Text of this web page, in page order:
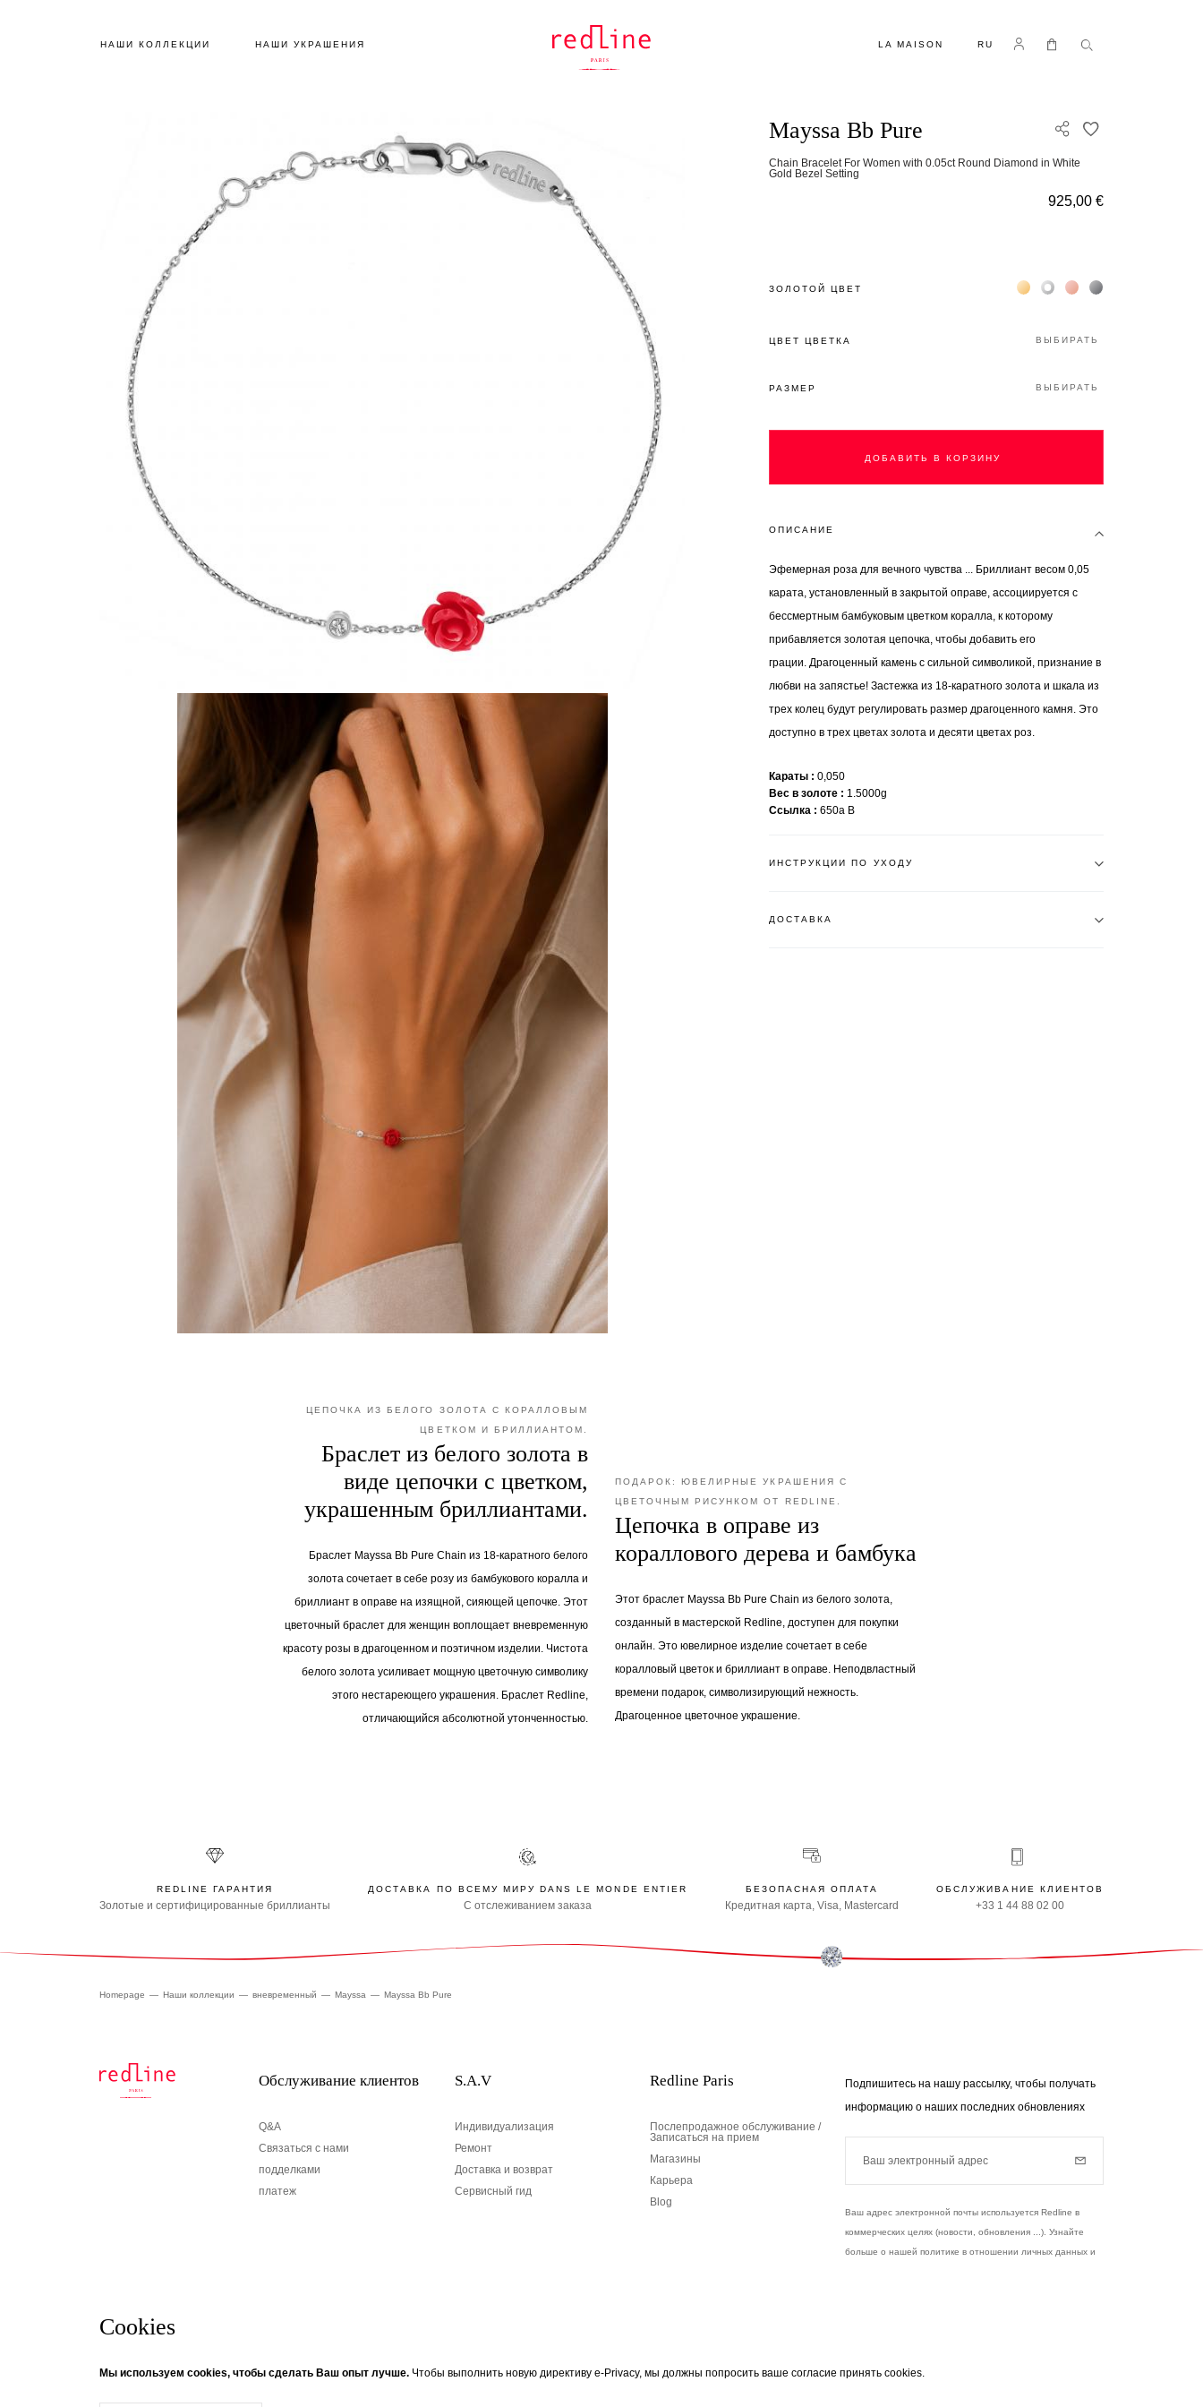
Cookies
Мы используем cookies, чтобы сделать Ваш опыт лучше. Чтобы выполнить новую директиву e-Privacy, мы должны попросить ваше согласие принять cookies.
НАШИ КОЛЛЕКЦИИ НАШИ УКРАШЕНИЯ LA MAISON RU Log in Моя корзина
Mayssa Bb Pure
Chain Bracelet For Women with 0.05ct Round Diamond in White
Gold Bezel Setting
925,00 €
ЗОЛОТОЙ ЦВЕТ Жёлтое золото 18К
Белое золото 18К
Розовое золото 18К
Чёрное золото 18К
ЦВЕТ ЦВЕТКА ВЫБИРАТЬ
РАЗМЕР ВЫБИРАТЬ
ДОБАВИТЬ В КОРЗИНУ
ОПИСАНИЕ
Эфемерная роза для вечного чувства ... Бриллиант весом 0,05
карата, установленный в закрытой оправе, ассоциируется с
бессмертным бамбуковым цветком коралла, к которому
прибавляется золотая цепочка, чтобы добавить его
грации. Драгоценный камень с сильной символикой, признание в
любви на запястье! Застежка из 18-каратного золота и шкала из
трех колец будут регулировать размер драгоценного камня. Это
доступно в трех цветах золота и десяти цветах роз.
Караты
0,050
Вес в золоте
1.5000g
Ссылка
650a B
ИНСТРУКЦИИ ПО УХОДУ
ДОСТАВКА
ЦЕПОЧКА ИЗ БЕЛОГО ЗОЛОТА С КОРАЛЛОВЫМ
ЦВЕТКОМ И БРИЛЛИАНТОМ.
Браслет из белого золота в
виде цепочки с цветком,
украшенным бриллиантами.
Браслет Mayssa Bb Pure Chain из 18-каратного белого
золота сочетает в себе розу из бамбукового коралла и
бриллиант в оправе на изящной, сияющей цепочке. Этот
цветочный браслет для женщин воплощает вневременную
красоту розы в драгоценном и поэтичном изделии. Чистота
белого золота усиливает мощную цветочную символику
этого нестареющего украшения. Браслет Redline,
отличающийся абсолютной утонченностью.
ПОДАРОК: ЮВЕЛИРНЫЕ УКРАШЕНИЯ С
ЦВЕТОЧНЫМ РИСУНКОМ ОТ REDLINE.
Цепочка в оправе из
кораллового дерева и бамбука
Этот браслет Mayssa Bb Pure Chain из белого золота,
созданный в мастерской Redline, доступен для покупки
онлайн. Это ювелирное изделие сочетает в себе
коралловый цветок и бриллиант в оправе. Неподвластный
времени подарок, символизирующий нежность.
Драгоценное цветочное украшение.
REDLINE ГАРАНТИЯ
Золотые и сертифицированные бриллианты
ДОСТАВКА ПО ВСЕМУ МИРУ DANS LE MONDE ENTIER
С отслеживанием заказа
БЕЗОПАСНАЯ ОПЛАТА
Кредитная карта, Visa, Mastercard
ОБСЛУЖИВАНИЕ КЛИЕНТОВ
+33 1 44 88 02 00
Homepage Наши коллекции вневременный Mayssa Mayssa Bb Pure
Обслуживание клиентов
Q&A
Связаться с нами
подделками
платеж
S.A.V
Индивидуализация
Ремонт
Доставка и возврат
Сервисный гид
Redline Paris
Послепродажное обслуживание /
Записаться на прием
Магазины
Карьера
Blog
Подпишитесь на нашу рассылку, чтобы получать
информацию о наших последних обновлениях
Ваш электронный адрес
Ваш адрес электронной почты используется Redline в
коммерческих целях (новости, обновления ...). Узнайте
больше о нашей политике в отношении личных данных и
| Возвращение
бюллетень